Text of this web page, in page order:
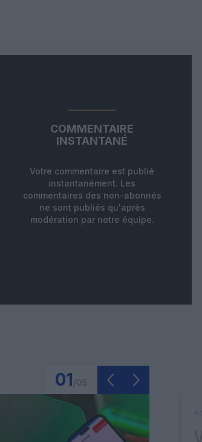
COMMENTAIRE
INSTANTANÉ
Votre commentaire est publié
instantanément. Les
commentaires des non-abonnés
ne sont publiés qu'après
modération par notre équipe.
01